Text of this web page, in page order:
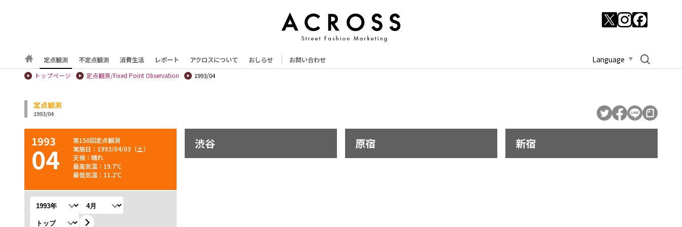
定点観測 不定点観測 消費生活 レポート アクロスについて おしらせ お問い合わせ Language
トップページ 定点観測/Fixed Point Observation 1993/04
定点観測
1993/04
1993
04
第150回定点観測
実施日：1993/04/03（土）
天候：晴れ
最高気温：19.7℃
最低気温：11.2℃
年を選択
月を選択
観測地を選択
渋谷 原宿 新宿